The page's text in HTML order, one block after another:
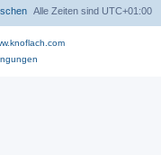
Alle Zeiten sind UTC+01:00